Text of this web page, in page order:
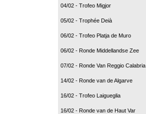
04/02 - Trofeo Migjor
05/02 - Trophée Deià
06/02 - Trofeo Platja de Muro
06/02 - Ronde Middellandse Zee
07/02 - Ronde Van Reggio Calabria
14/02 - Ronde van de Algarve
16/02 - Trofeo Laigueglia
16/02 - Ronde van de Haut Var